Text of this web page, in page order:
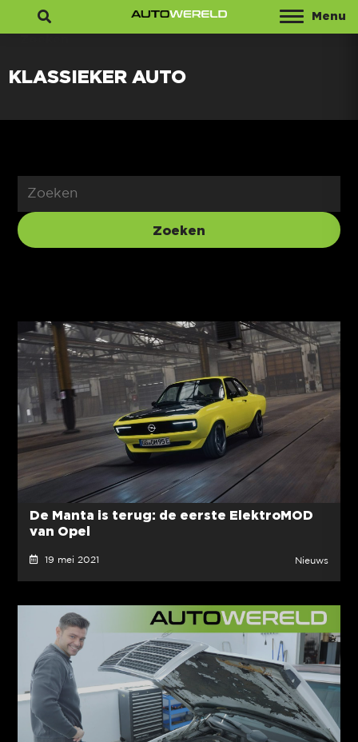
Menu
KLASSIEKER AUTO
De Manta is terug: de eerste ElektroMOD
van Opel
19 mei 2021 Nieuws